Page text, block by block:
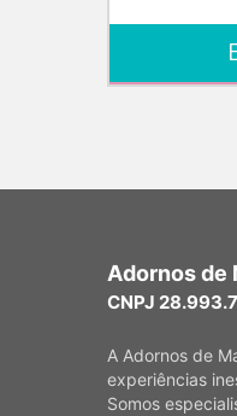
Adornos de
CNPJ
A Adornos de
experiências
Somos